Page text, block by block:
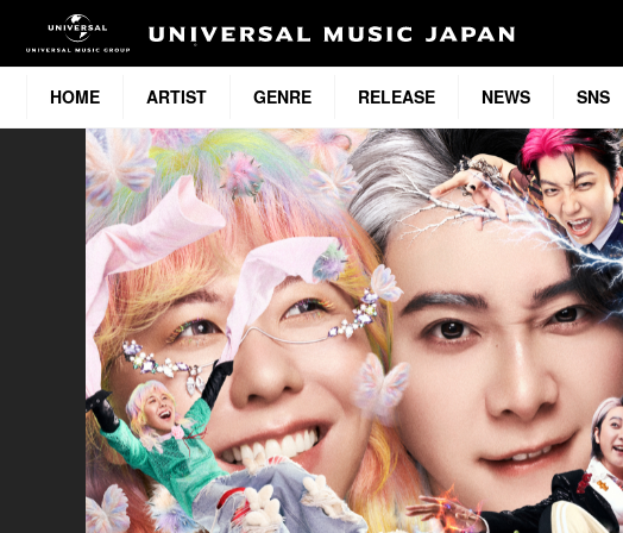
HOME ARTIST GENRE RELEASE NEWS SNS